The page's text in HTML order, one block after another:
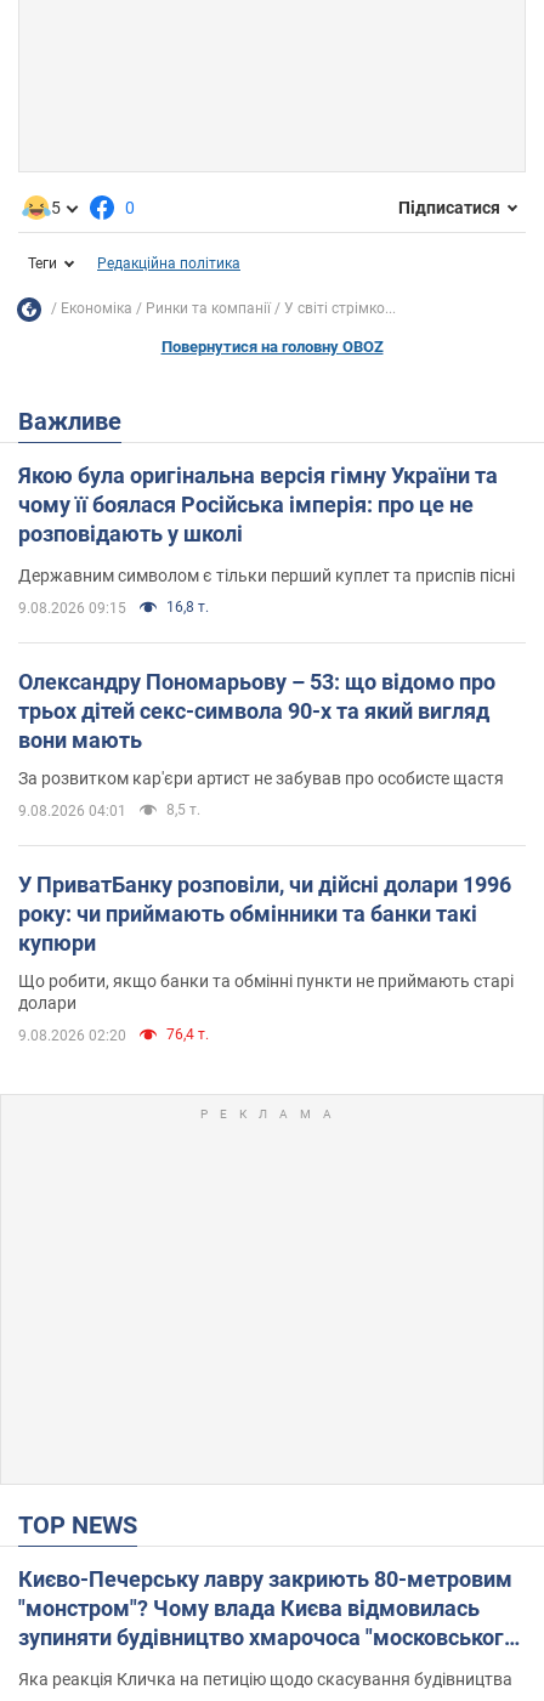
5 0 Підписатися
Теги Редакційна політика
Економіка Ринки та компанії У світі стрімко...
Повернутися на головну OBOZ
Важливе
Якою була оригінальна версія гімну України та
чому її боялася Російська імперія: про це не
розповідають у школі
Державним символом є тільки перший куплет та приспів пісні
9.08.2026 09:15 16,8 т.
Олександру Пономарьову – 53: що відомо про
трьох дітей секс-символа 90-х та який вигляд
вони мають
За розвитком кар'єри артист не забував про особисте щастя
9.08.2026 04:01 8,5 т.
У ПриватБанку розповіли, чи дійсні долари 1996
року: чи приймають обмінники та банки такі
купюри
Що робити, якщо банки та обмінні пункти не приймають старі
долари
9.08.2026 02:20 76,4 т.
TOP NEWS
Києво-Печерську лавру закриють 80-метровим
"монстром"? Чому влада Києва відмовилась
зупиняти будівництво хмарочоса "московського
вірянина"
Яка реакція Кличка на петицію щодо скасування будівництва